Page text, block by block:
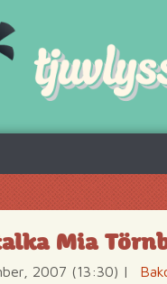
Mia
2007 (13:30) |